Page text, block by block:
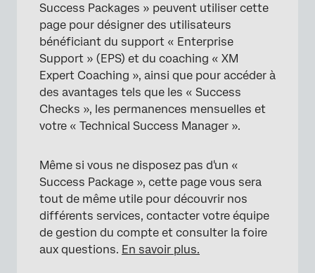
Expérience des organisations ne disposant
pas de solutions « Success Packages »
FAQs
Success Packages » peuvent utiliser cette
page pour désigner des utilisateurs
bénéficiant du support « Enterprise
Support » (EPS) et du coaching « XM
Expert Coaching », ainsi que pour accéder à
des avantages tels que les « Success
Checks », les permanences mensuelles et
votre « Technical Success Manager ».
Même si vous ne disposez pas d'un «
Success Package », cette page vous sera
tout de même utile pour découvrir nos
différents services, contacter votre équipe
de gestion du compte et consulter la foire
aux questions. En savoir plus.